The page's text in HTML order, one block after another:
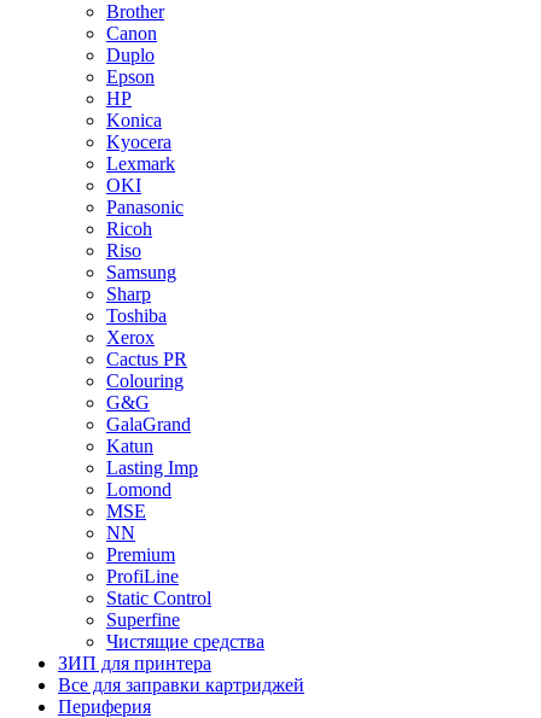
Brother
Canon
Duplo
Epson
HP
Konica
Kyocera
Lexmark
OKI
Panasonic
Ricoh
Riso
Samsung
Sharp
Toshiba
Xerox
Cactus PR
Colouring
G&G
GalaGrand
Katun
Lasting Imp
Lomond
MSE
NN
Premium
ProfiLine
Static Control
Superfine
Чистящие средства
ЗИП для принтера
Все для заправки картриджей
Периферия